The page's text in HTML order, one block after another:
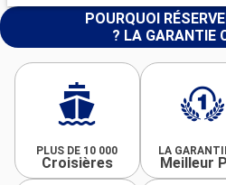
POURQUOI
? LA GARANTIE
PLUS DE 10 000
Croisières
LA
Meilleur